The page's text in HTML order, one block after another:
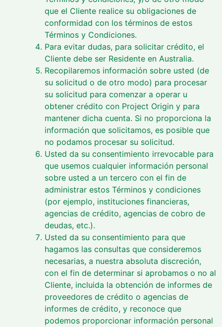
que el Cliente realice su obligaciones de
conformidad con los términos de estos
Términos y Condiciones.
Para evitar dudas, para solicitar crédito, el
Cliente debe ser Residente en Australia.
Recopilaremos información sobre usted (de
su solicitud o de otro modo) para procesar
su solicitud para comenzar a operar u
obtener crédito con Project Origin y para
mantener dicha cuenta. Si no proporciona la
información que solicitamos, es posible que
no podamos procesar su solicitud.
Usted da su consentimiento irrevocable para
que usemos cualquier información personal
sobre usted a un tercero con el fin de
administrar estos Términos y condiciones
(por ejemplo, instituciones financieras,
agencias de crédito, agencias de cobro de
deudas, etc.).
Usted da su consentimiento para que
hagamos las consultas que consideremos
necesarias, a nuestra absoluta discreción,
con el fin de determinar si aprobamos o no al
Cliente, incluida la obtención de informes de
proveedores de crédito o agencias de
informes de crédito, y reconoce que
podemos proporcionar información personal